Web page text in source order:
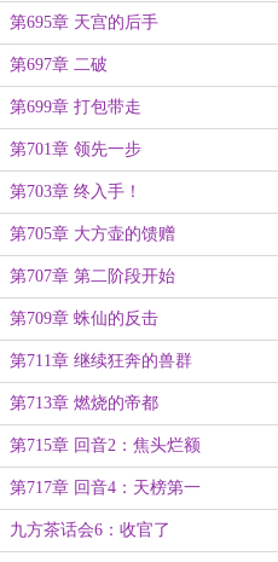
第695章 天宫的后手
第697章 二破
第699章 打包带走
第701章 领先一步
第703章 终入手！
第705章 大方壶的馈赠
第707章 第二阶段开始
第709章 蛛仙的反击
第711章 继续狂奔的兽群
第713章 燃烧的帝都
第715章 回音2：焦头烂额
第717章 回音4：天榜第一
九方茶话会6：收官了